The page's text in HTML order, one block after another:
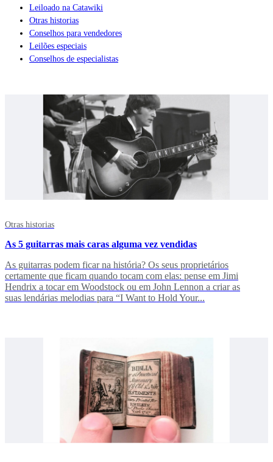
Leiloado na Catawiki
Otras historias
Conselhos para vendedores
Leilões especiais
Conselhos de especialistas
Otras historias
As 5 guitarras mais caras alguma vez vendidas
As guitarras podem ficar na história? Os seus proprietários
certamente que ficam quando tocam com elas: pense em Jimi
Hendrix a tocar em Woodstock ou em John Lennon a criar as
suas lendárias melodias para “I Want to Hold Your...